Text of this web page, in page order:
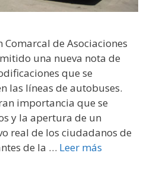
Comarcal de Asociaciones
una nueva nota de
que se
las líneas de autobuses.
importancia que se
y la apertura de un
real de los ciudadanos de
de la … Leer más